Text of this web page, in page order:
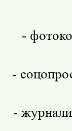
-
-
-